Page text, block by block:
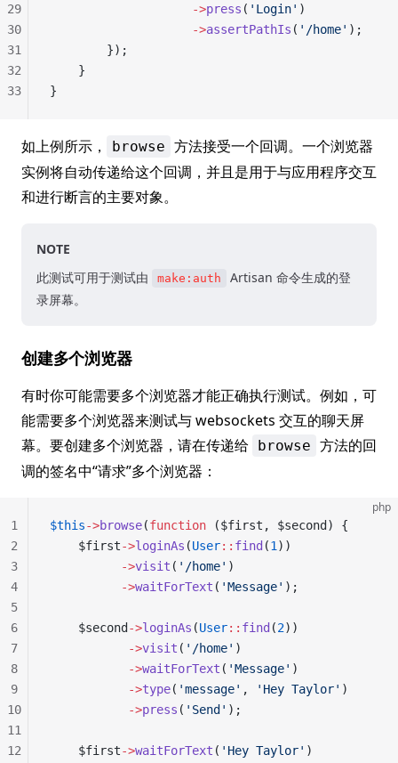
                    ->
press ( 'Login' )
                    ->
assertPathIs ( '/home' );
        });
    }
}
29
30
31
32
33
如上例所示， browse 方法接受一个回调。一个浏览器
实例将自动传递给这个回调，并且是用于与应用程序交互
和进行断言的主要对象。
NOTE
此测试可用于测试由
make:auth
Artisan 命令生成的登
录屏幕。
创建多个浏览器
有时你可能需要多个浏览器才能正确执行测试。例如，可
能需要多个浏览器来测试与 websockets 交互的聊天屏
幕。要创建多个浏览器，请在传递给 browse 方法的回
调的签名中“请求”多个浏览器：
php
$this->browse(function ($first, $second) {
    $first
->loginAs (User:: find (1 ))
          ->
visit ( '/home' )
          ->
waitForText ( 'Message' );
    $second
->loginAs (User:: find (2))
           ->
visit ( '/home' )
           ->
waitForText ( 'Message' )
           ->
type( 'message' , 'Hey Taylor' )
           ->
press ( 'Send' );
    $first
->waitForText ( 'Hey Taylor' )
1
2
3
4
5
6
7
8
9
10
11
12